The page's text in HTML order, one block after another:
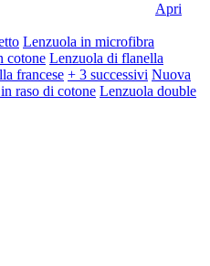
Apri
Lenzuola in microfibra
cotone Lenzuola di flanella
francese + 3 successivi Nuova
raso di cotone Lenzuola double